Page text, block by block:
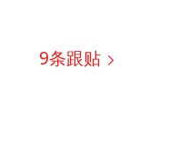
9条跟贴